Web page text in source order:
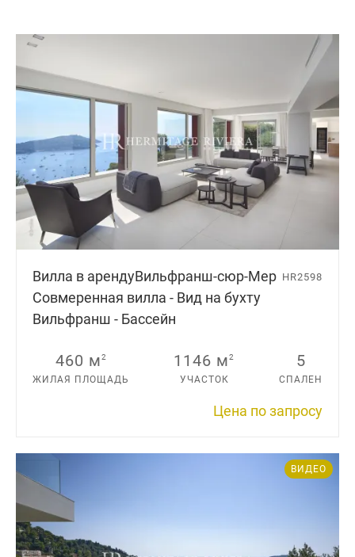
Вилла в арендуВильфранш-сюр-Мер
Совмеренная вилла - Вид на бухту
Вильфранш - Бассейн
HR2598
460 м2
ЖИЛАЯ ПЛОЩАДЬ
1146 м2
УЧАСТОК
5
СПАЛЕН
Цена по запросу
ВИДЕО